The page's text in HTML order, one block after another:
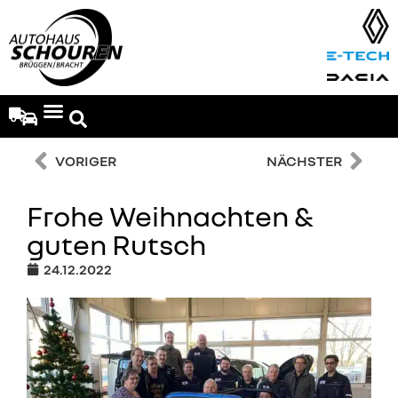
VORIGER NÄCHSTER
Frohe Weihnachten &
guten Rutsch
24.12.2022